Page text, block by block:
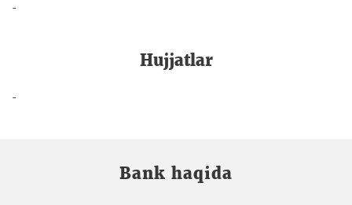
-
Hujjatlar
-
Bank haqida